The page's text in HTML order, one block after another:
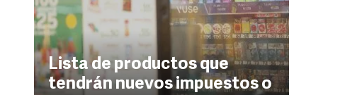
Lista de productos que
tendrán nuevos impuestos o